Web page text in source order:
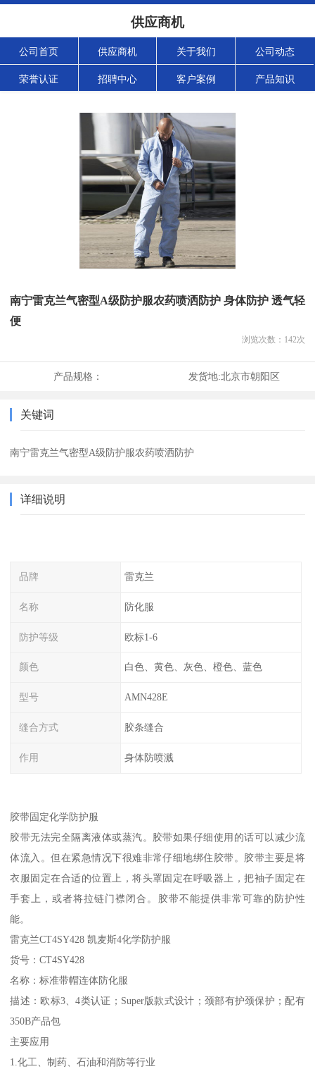
供应商机
公司首页 供应商机 关于我们 公司动态
荣誉认证 招聘中心 客户案例 产品知识
南宁雷克兰气密型A级防护服农药喷洒防护 身体防护 透气轻
便
浏览次数： 142次
产品规格： 发货地:北京市朝阳区
关键词
南宁雷克兰气密型A级防护服农药喷洒防护
详细说明
品牌 雷克兰
名称 防化服
防护等级 欧标1-6
颜色 白色、黄色、灰色、橙色、蓝色
型号 AMN428E
缝合方式 胶条缝合
作用 身体防喷溅
胶带固定化学防护服
胶带无法完全隔离液体或蒸汽。胶带如果仔细使用的话可以减少流
体流入。但在紧急情况下很难非常仔细地绑住胶带。胶带主要是将
衣服固定在合适的位置上，将头罩固定在呼吸器上，把袖子固定在
手套上，或者将拉链门襟闭合。胶带不能提供非常可靠的防护性
能。
雷克兰CT4SY428 凯麦斯4化学防护服
货号：CT4SY428
名称：标准带帽连体防化服
描述：欧标3、4类认证；Super版款式设计；颈部有护颈保护；配有
350B产品包
主要应用
1.化工、制药、石油和消防等行业